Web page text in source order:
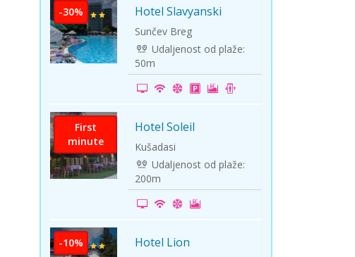
-30% Hotel Slavyanski
Sunčev Breg
Udaljenost od plaže:
50m
First
minute
Hotel Soleil
Kušadasi
Udaljenost od plaže:
200m
-10% Hotel Lion